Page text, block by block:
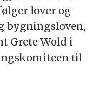
lover og
bygningsloven,
Grete Wold i
til